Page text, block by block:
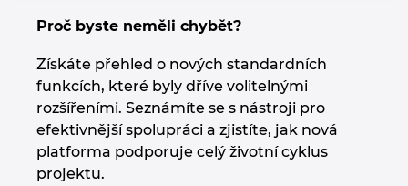
Proč byste neměli chybět?
Získáte přehled o nových standardních
funkcích, které byly dříve volitelnými
rozšířeními. Seznámíte se s nástroji pro
efektivnější spolupráci a zjistíte, jak nová
platforma podporuje celý životní cyklus
projektu.
China Taiwan
Chorvatsko
Indie
Indonesie